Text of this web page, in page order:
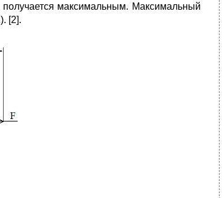
максимальным. Максимальный
[2].